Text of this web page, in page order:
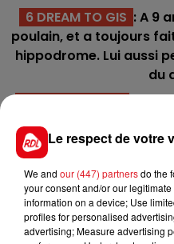
6 DREAM TO GIS : A 9
poulain, et a toujours
hippodrome. Lui aussi
du
n'a pas fait la faute,
d'elle-même. A
En direct
Le respect de votre
We and our (447) partnersdo the
your consent and/or our
information on a device; Use
profiles for personalised
advertising; Measure advertising